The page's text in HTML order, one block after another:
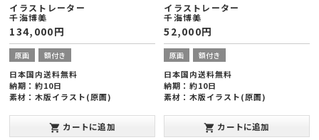
イラストレーター
千海博美
134,000円
原画 額付き
日本国内送料無料
納期：約10日
素材：木版イラスト(原画)
み20mm(大全紙版)
発表年：2013年10月
shopping_cart カートに追加
イラストレーター
千海博美
52,000円
原画 額付き
日本国内送料無料
納期：約10日
素材：木版イラスト(原画)
み20mm(半切版)
発表年：2013年10月
shopping_cart カートに追加